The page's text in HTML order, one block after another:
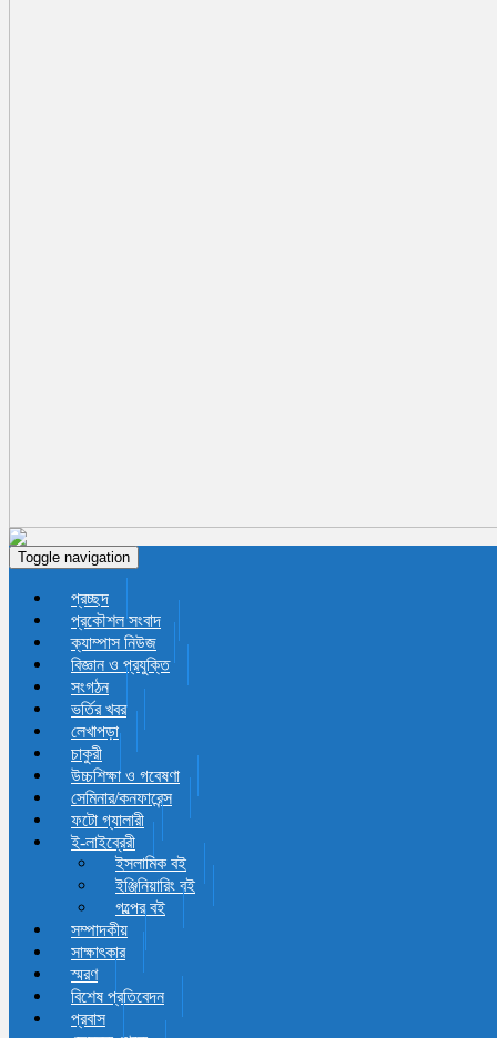
Toggle navigation
প্রচ্ছদ
প্রকৌশল সংবাদ
ক্যাম্পাস নিউজ
বিজ্ঞান ও প্রযুক্তি
সংগঠন
ভর্তির খবর
লেখাপড়া
চাকুরী
উচ্চশিক্ষা ও গবেষণা
সেমিনার/কনফারেন্স
ফটো গ্যালারী
ই-লাইব্রেরী
ইসলামিক বই
ইঞ্জিনিয়ারিং বই
গল্পের বই
সম্পাদকীয়
সাক্ষাৎকার
স্মরণ
বিশেষ প্রতিবেদন
প্রবাস